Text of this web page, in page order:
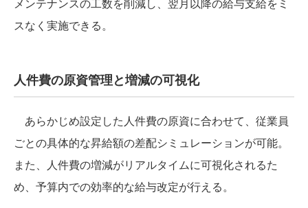
スなく実施できる。
人件費の原資管理と増減の可視化
あらかじめ設定した人件費の原資に合わせて、従業員
ごとの具体的な昇給額の差配シミュレーションが可能。
また、人件費の増減がリアルタイムに可視化されるた
め、予算内での効率的な給与改定が行える。